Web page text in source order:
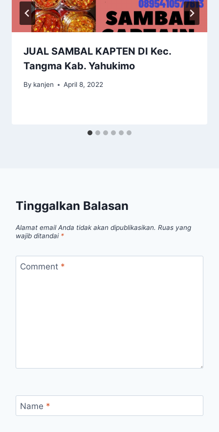
JUAL SAMBAL KAPTEN DI Kec.
Tangma Kab. Yahukimo
By kanjen April 8, 2022
Tinggalkan Balasan
Alamat email Anda tidak akan dipublikasikan. Ruas yang
wajib ditandai *
Comment *
Name *